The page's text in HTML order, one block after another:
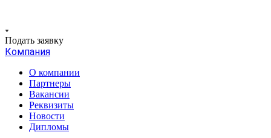
Подать заявку
Компания
О компании
Партнеры
Вакансии
Реквизиты
Новости
Дипломы